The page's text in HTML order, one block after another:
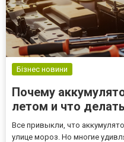
Бізнес новини
Почему
летом и что
Все привыкли, что
улице мороз. Но многие